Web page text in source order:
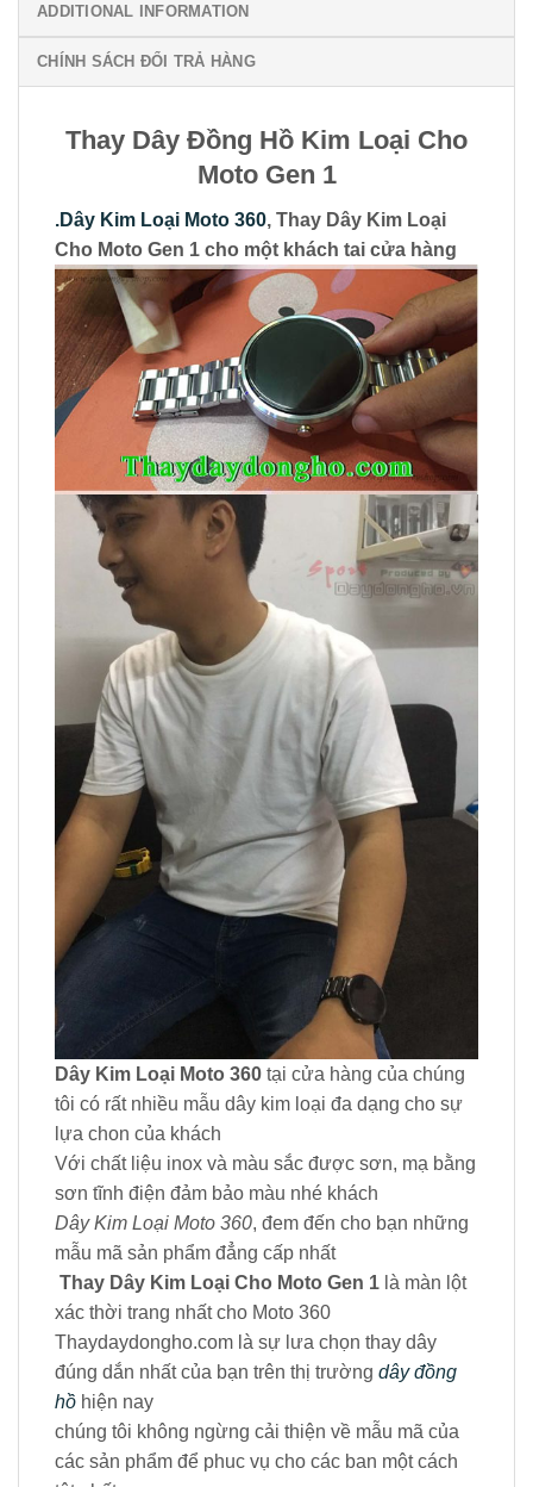
ADDITIONAL INFORMATION
CHÍNH SÁCH ĐỔI TRẢ HÀNG
Thay Dây Đồng Hồ Kim Loại Cho
Moto Gen 1
.Dây Kim Loại Moto 360, Thay Dây Kim Loại
Cho Moto Gen 1 cho một khách tai cửa hàng
Dây Kim Loại Moto 360 tại cửa hàng của chúng
tôi có rất nhiều mẫu dây kim loại đa dạng cho sự
lựa chon của khách
Với chất liệu inox và màu sắc được sơn, mạ bằng
sơn tĩnh điện đảm bảo màu nhé khách
Dây Kim Loại Moto 360, đem đến cho bạn những
mẫu mã sản phẩm đẳng cấp nhất
Thay Dây Kim Loại Cho Moto Gen 1 là màn lột
xác thời trang nhất cho Moto 360
Thaydaydongho.com là sự lưa chọn thay dây
đúng dắn nhất của bạn trên thị trường dây đồng
hồ hiện nay
chúng tôi không ngừng cải thiện về mẫu mã của
các sản phẩm để phuc vụ cho các ban một cách